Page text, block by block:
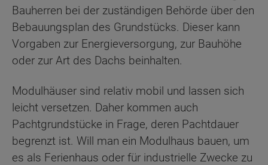
Bauherren bei der zuständigen Behörde über den
Bebauungsplan des Grundstücks. Dieser kann
Vorgaben zur Energieversorgung, zur Bauhöhe
oder zur Art des Dachs beinhalten.
Modulhäuser sind relativ mobil und lassen sich
leicht versetzen. Daher kommen auch
Pachtgrundstücke in Frage, deren Pachtdauer
begrenzt ist. Will man ein Modulhaus bauen, um
es als Ferienhaus oder für industrielle Zwecke zu